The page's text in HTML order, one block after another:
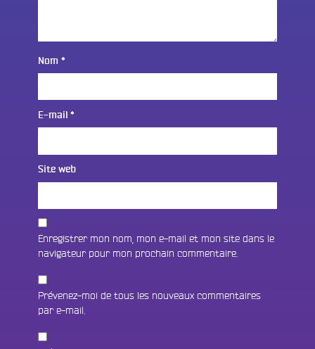
Nom *
E-mail *
Site web
Enregistrer mon nom, mon e-mail et mon site dans le
navigateur pour mon prochain commentaire.
Prévenez-moi de tous les nouveaux commentaires
par e-mail.